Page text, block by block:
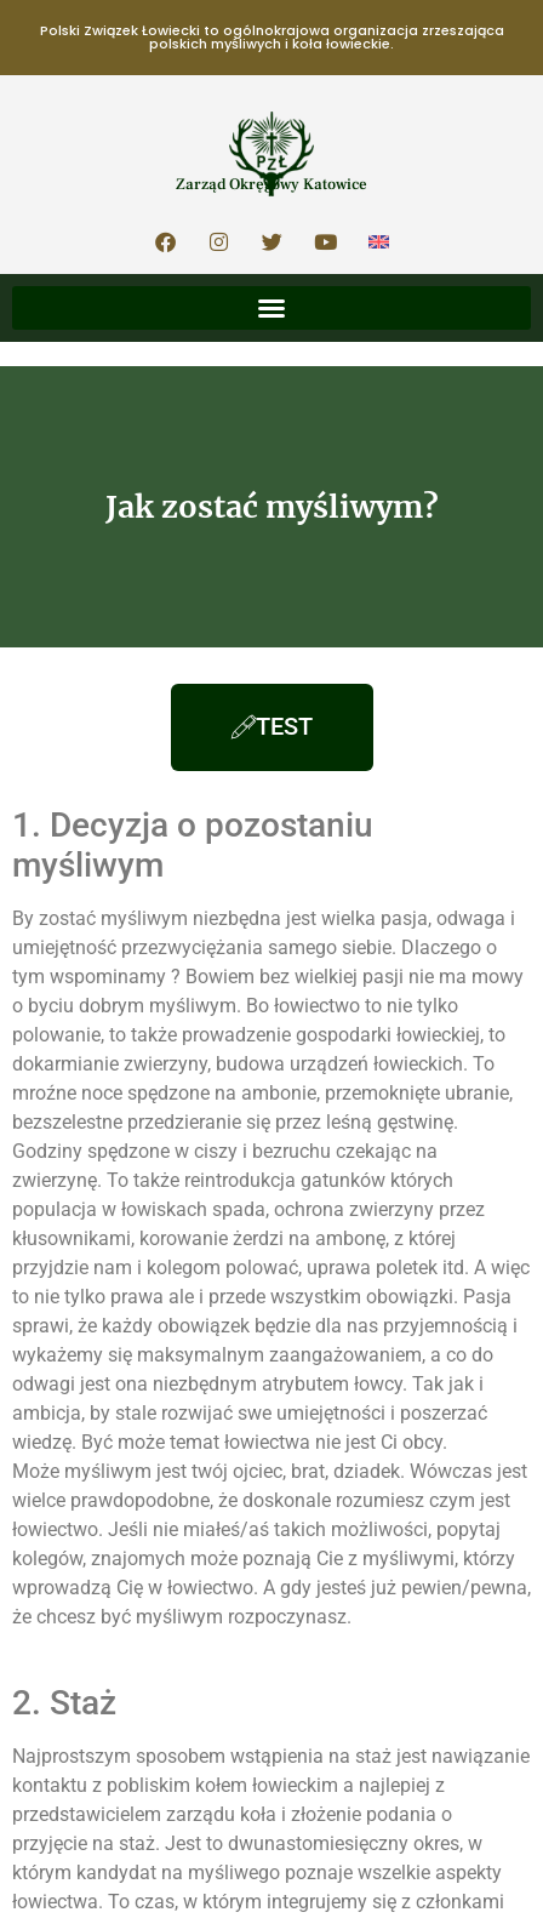
Polski Związek Łowiecki to ogólnokrajowa organizacja zrzeszająca
polskich myśliwych i koła łowieckie.
Zarząd Okręgowy Katowice
Jak zostać myśliwym?
TEST
1. Decyzja o pozostaniu
myśliwym
By zostać myśliwym niezbędna jest wielka pasja, odwaga i
umiejętność przezwyciężania samego siebie. Dlaczego o
tym wspominamy ? Bowiem bez wielkiej pasji nie ma mowy
o byciu dobrym myśliwym. Bo łowiectwo to nie tylko
polowanie, to także prowadzenie gospodarki łowieckiej, to
dokarmianie zwierzyny, budowa urządzeń łowieckich. To
mroźne noce spędzone na ambonie, przemoknięte ubranie,
bezszelestne przedzieranie się przez leśną gęstwinę.
Godziny spędzone w ciszy i bezruchu czekając na
zwierzynę. To także reintrodukcja gatunków których
populacja w łowiskach spada, ochrona zwierzyny przez
kłusownikami, korowanie żerdzi na ambonę, z której
przyjdzie nam i kolegom polować, uprawa poletek itd. A więc
to nie tylko prawa ale i przede wszystkim obowiązki. Pasja
sprawi, że każdy obowiązek będzie dla nas przyjemnością i
wykażemy się maksymalnym zaangażowaniem, a co do
odwagi jest ona niezbędnym atrybutem łowcy. Tak jak i
ambicja, by stale rozwijać swe umiejętności i poszerzać
wiedzę. Być może temat łowiectwa nie jest Ci obcy.
Może myśliwym jest twój ojciec, brat, dziadek. Wówczas jest
wielce prawdopodobne, że doskonale rozumiesz czym jest
łowiectwo. Jeśli nie miałeś/aś takich możliwości, popytaj
kolegów, znajomych może poznają Cie z myśliwymi, którzy
wprowadzą Cię w łowiectwo. A gdy jesteś już pewien/pewna,
że chcesz być myśliwym rozpoczynasz.
2. Staż
Najprostszym sposobem wstąpienia na staż jest nawiązanie
kontaktu z pobliskim kołem łowieckim a najlepiej z
przedstawicielem zarządu koła i złożenie podania o
przyjęcie na staż. Jest to dwunastomiesięczny okres, w
którym kandydat na myśliwego poznaje wszelkie aspekty
łowiectwa. To czas, w którym integrujemy się z członkami